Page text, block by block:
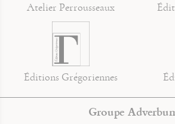
Atelier Perrousseaux
Éditions Grégoriennes
Groupe